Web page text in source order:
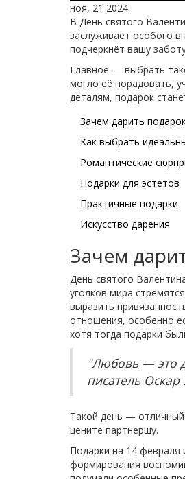
ноя, 21 2024
В День святого
заслуживает особого
подчеркнёт вашу
Главное — выбрать
могло её порадовать,
деталям, подарок
Зачем дарить
Как выбрать
Романтические
Подарки для эстетов
Практичные подарки
Искусство дарения
Зачем
День святого
уголков мира
выразить
отношения, особенно
хотя тогда подарки
"Любовь — это
писатель Оскар
Такой день — отличный
цените партнершу.
Подарки на 14
формирования